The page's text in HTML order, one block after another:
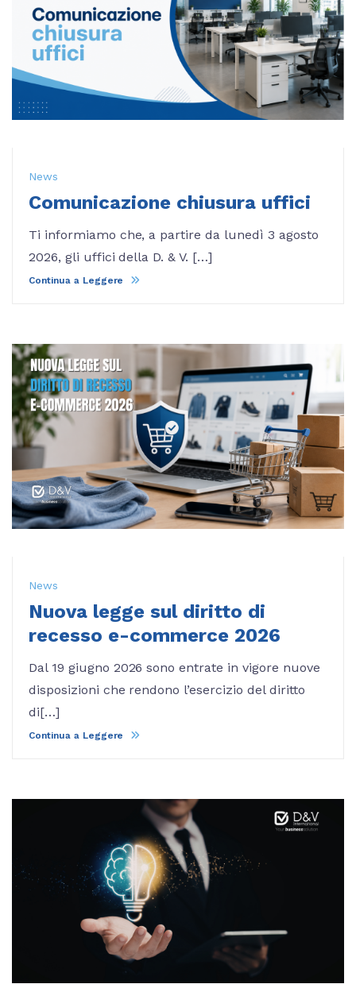
News
Comunicazione chiusura uffici
Ti informiamo che, a partire da lunedì 3 agosto
2026, gli uffici della D. & V. […]
Continua a Leggere
News
Nuova legge sul diritto di
recesso e-commerce 2026
Dal 19 giugno 2026 sono entrate in vigore nuove
disposizioni che rendono l’esercizio del diritto
di[…]
Continua a Leggere